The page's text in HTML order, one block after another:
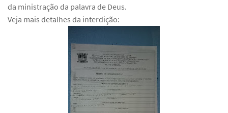
da ministração da palavra de Deus.
Veja mais detalhes da interdição: